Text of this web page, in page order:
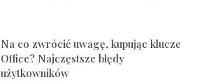
Na co zwrócić uwagę, kupując klucze
Office? Najczęstsze błędy
użytkowników